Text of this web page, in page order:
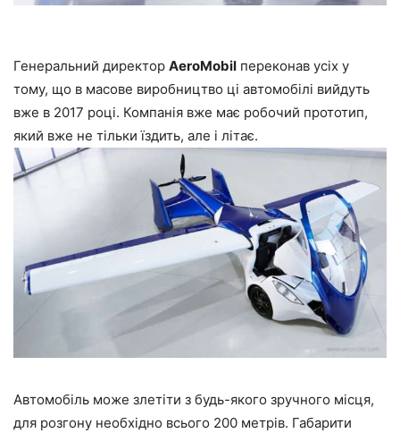
Генеральний директор AeroMobil переконав усіх у
тому, що в масове виробництво ці автомобілі вийдуть
вже в 2017 році. Компанія вже має робочий прототип,
який вже не тільки їздить, але і літає.
Автомобіль може злетіти з будь-якого зручного місця,
для розгону необхідно всього 200 метрів. Габарити